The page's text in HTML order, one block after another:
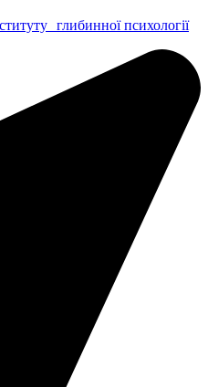
глибинної психології